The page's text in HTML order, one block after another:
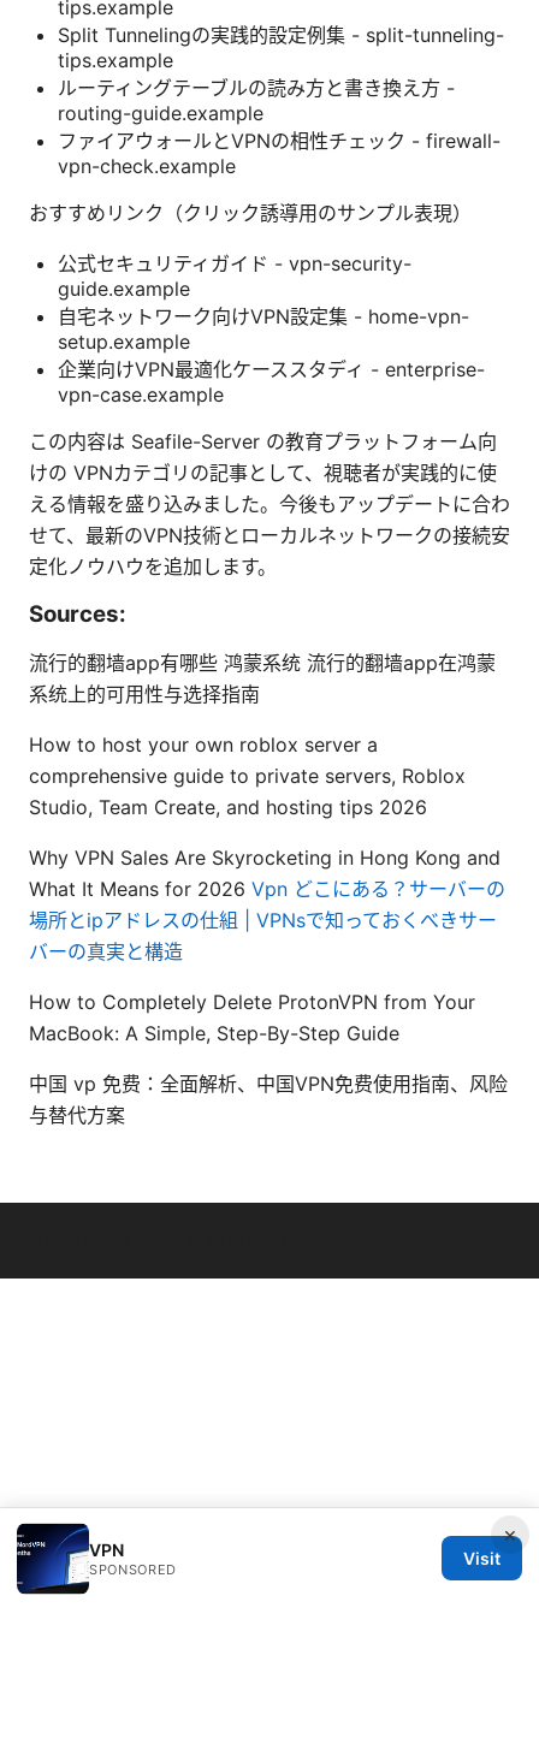
tips.example
Split Tunnelingの実践的設定例集 - split-tunneling-
tips.example
ルーティングテーブルの読み方と書き換え方 -
routing-guide.example
ファイアウォールとVPNの相性チェック - firewall-
vpn-check.example
おすすめリンク（クリック誘導用のサンプル表現）
公式セキュリティガイド - vpn-security-
guide.example
自宅ネットワーク向けVPN設定集 - home-vpn-
setup.example
企業向けVPN最適化ケーススタディ - enterprise-
vpn-case.example
この内容は Seafile-Server の教育プラットフォーム向
けの VPNカテゴリの記事として、視聴者が実践的に使
える情報を盛り込みました。今後もアップデートに合わ
せて、最新のVPN技術とローカルネットワークの接続安
定化ノウハウを追加します。
Sources:
流行的翻墙app有哪些 鸿蒙系统 流行的翻墙app在鸿蒙
系统上的可用性与选择指南
How to host your own roblox server a
comprehensive guide to private servers, Roblox
Studio, Team Create, and hosting tips 2026
Why VPN Sales Are Skyrocketing in Hong Kong and
What It Means for 2026 Vpn どこにある？サーバーの
場所とipアドレスの仕組 | VPNsで知っておくべきサー
バーの真実と構造
How to Completely Delete ProtonVPN from Your
MacBook: A Simple, Step-By-Step Guide
中国 vp 免费：全面解析、中国VPN免费使用指南、风险
与替代方案
×
VPN
SPONSORED
Visit